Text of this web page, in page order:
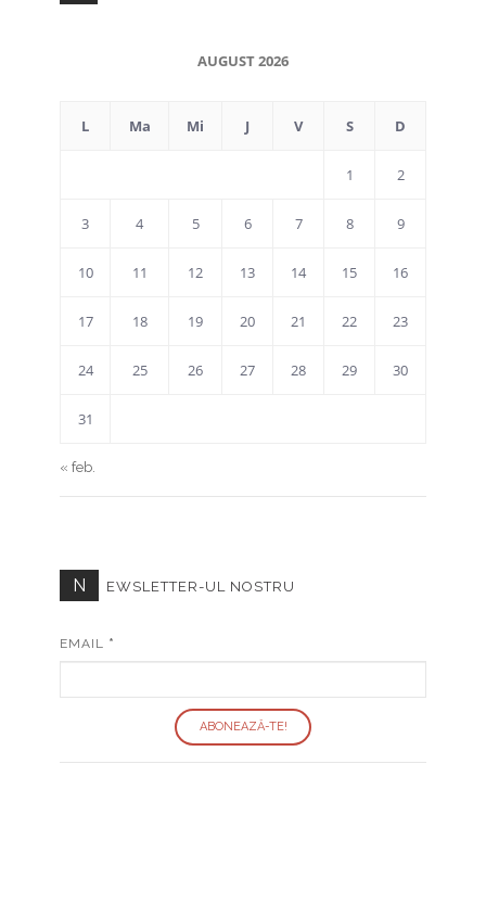
AUGUST 2026
L Ma Mi J V S D
1 2
3 4 5 6 7 8 9
10 11 12 13 14 15 16
17 18 19 20 21 22 23
24 25 26 27 28 29 30
31
« feb.
N EWSLETTER-UL NOSTRU
EMAIL *